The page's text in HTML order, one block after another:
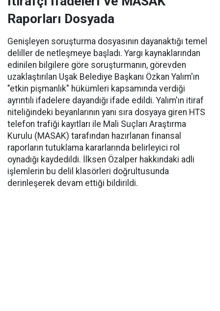
Raporları Dosyada
Genişleyen soruşturma dosyasının dayanaktığı temel
deliller de netleşmeye başladı. Yargı kaynaklarından
edinilen bilgilere göre soruşturmanın, görevden
uzaklaştırılan Uşak Belediye Başkanı Özkan Yalım'ın
"etkin pişmanlık" hükümleri kapsamında verdiği
ayrıntılı ifadelere dayandığı ifade edildi. Yalım'ın itiraf
niteliğindeki beyanlarının yanı sıra dosyaya giren HTS
telefon trafiği kayıtları ile Mali Suçları Araştırma
Kurulu (MASAK) tarafından hazırlanan finansal
raporların tutuklama kararlarında belirleyici rol
oynadığı kaydedildi. İlksen Özalper hakkındaki adli
işlemlerin bu delil klasörleri doğrultusunda
derinleşerek devam ettiği bildirildi.